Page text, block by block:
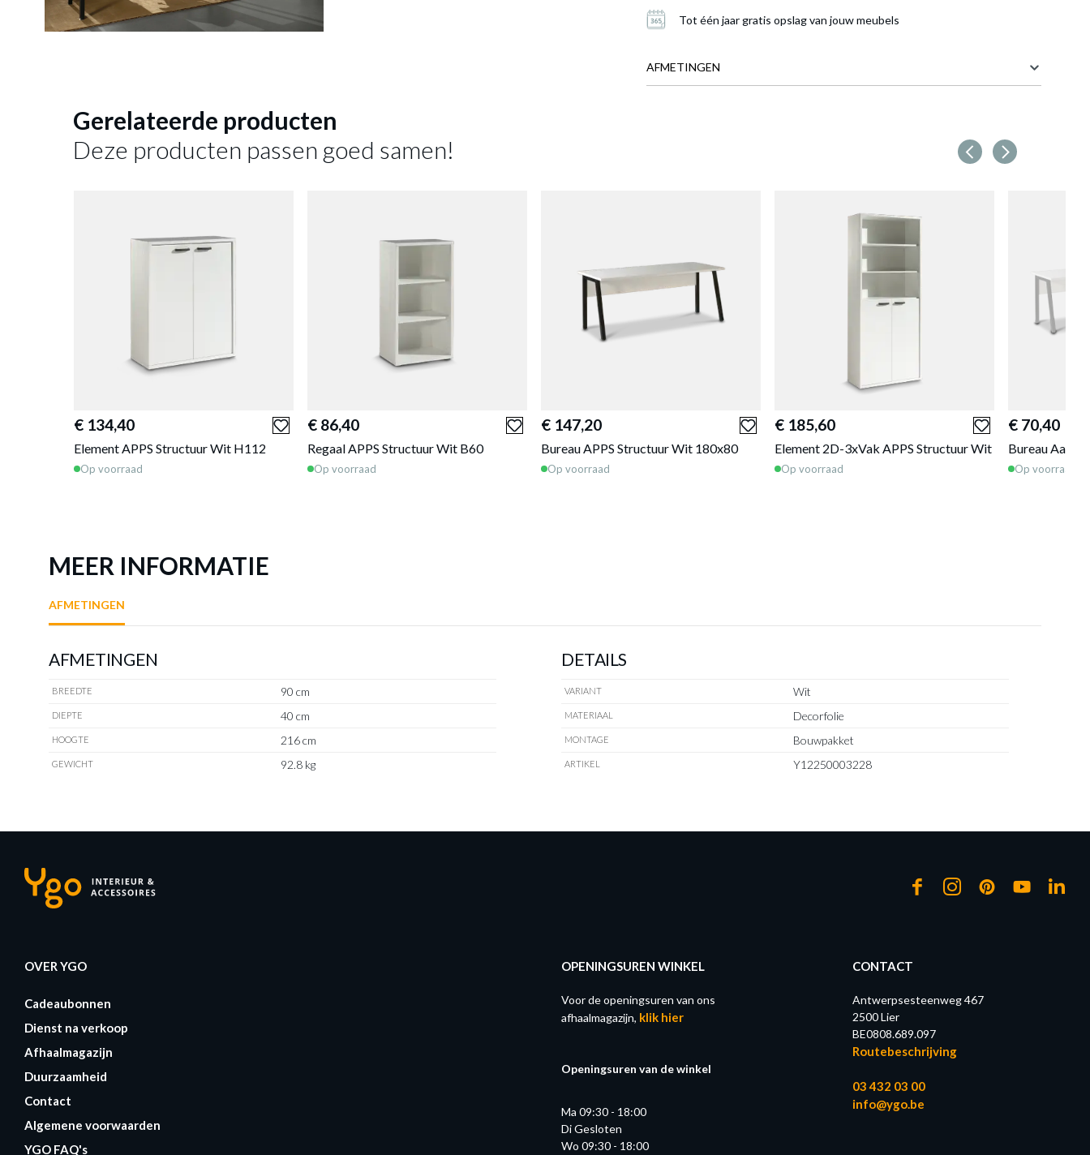
Tot één jaar gratis opslag van jouw meubels
AFMETINGEN
Gerelateerde producten
Deze producten passen goed samen!
€ 134,40
Element APPS Structuur Wit H112
Op voorraad
€ 86,40
Regaal APPS Structuur Wit B60
Op voorraad
€ 147,20
Bureau APPS Structuur Wit 180x80
Op voorraad
€ 185,60
Element 2D-3xVak APPS Structuur Wit
Op voorraad
€ 70,40
Bureau
Op voorraad
MEER INFORMATIE
AFMETINGEN
AFMETINGEN
BREEDTE 90 cm
DIEPTE 40 cm
HOOGTE 216 cm
GEWICHT 92.8 kg
DETAILS
VARIANT Wit
MATERIAAL Decorfolie
MONTAGE Bouwpakket
ARTIKEL Y12250003228
ELEMENT 2D APPS STRUCTUUR WIT H216
Prijs per stuk, incl. btw en excl. verzendkosten
of verder winkelen
OVER YGO
Cadeaubonnen
Dienst na verkoop
Afhaalmagazijn
Duurzaamheid
Contact
Algemene voorwaarden
YGO FAQ's
OPENINGSUREN WINKEL
Voor de openingsuren van ons
afhaalmagazijn, klik hier
Openingsuren van de winkel
Ma 09:30 - 18:00
Di Gesloten
Wo 09:30 - 18:00
CONTACT
Antwerpsesteenweg 467
2500 Lier
BE0808.689.097
Routebeschrijving
03 432 03 00
info@ygo.be